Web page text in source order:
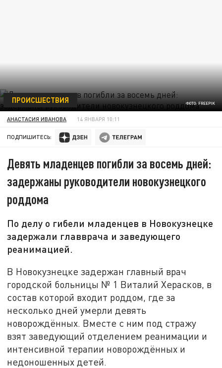
ФОТО: FREEPIK
ПРОИСШЕСТВИЯ
АНАСТАСИЯ ИВАНОВА 14 ЯНВАРЯ 10:11
ПОДПИШИТЕСЬ:
Девять младенцев погибли за восемь дней:
задержаны руководители новокузнецкого
роддома
По делу о гибели младенцев в Новокузнецке
задержали главврача и заведующего
реанимацией.
В Новокузнецке задержан главный врач
городской больницы № 1 Виталий Херасков, в
состав которой входит роддом, где за
несколько дней умерли девять
новорождённых. Вместе с ним под стражу
взят заведующий отделением реанимации и
интенсивной терапии новорождённых и
недоношенных детей.